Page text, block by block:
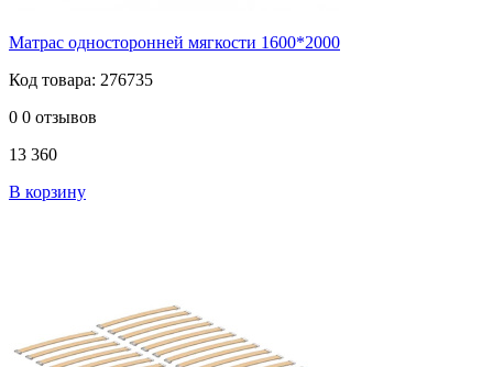
Матрас односторонней мягкости 1600*2000
Код товара: 276735
0 0 отзывов
13 360
В корзину